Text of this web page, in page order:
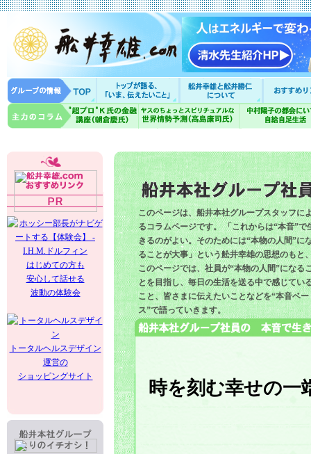
はじめての方も
安心して話せる
波動の体験会
トータルヘルスデザイン
運営の
ショッピングサイト
このページは、船井本社グループスタッフに
るコラムページです。 「これからは“本音”で
きるのがよい。そのためには“本物の人間”に
ることが大事」という舩井幸雄の思想のもと
このページでは、社員が“本物の人間”になる
とを目指し、毎日の生活を送る中で感じてい
こと、皆さまに伝えたいことなどを“本音ベー
ス”で語っていきます。
時を刻む幸せの一